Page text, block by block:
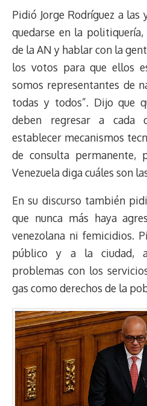
Pidió Jorge Rodríguez a
quedarse en la
de la AN y hablar con la
los votos para que ellos
somos representantes de
todas y todos”. Dijo que
deben regresar a cada
establecer mecanismos
de consulta permanente,
Venezuela diga cuáles son
En su discurso también
que nunca más haya
venezolana ni femicidios.
público y a la ciudad,
problemas con los
gas como derechos de la